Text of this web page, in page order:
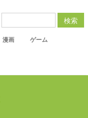
漫画 ゲーム
検索